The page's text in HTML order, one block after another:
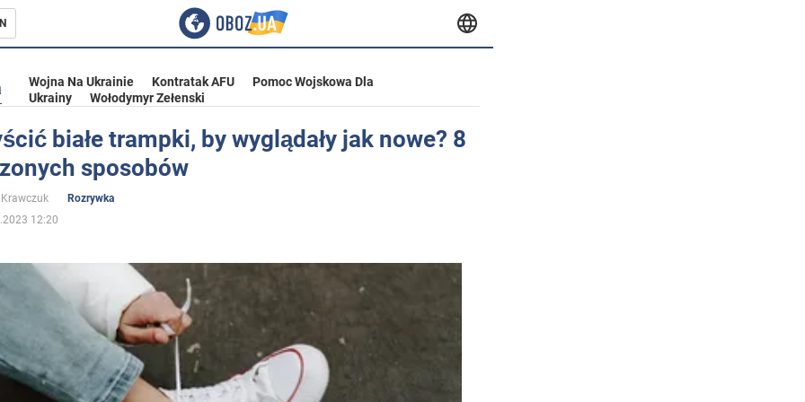
Ukrainie
Wojna Na Ukrainie Kontratak AFU
Pomoc Wojskowa Dla
Ukrainy
Wołodymyr Zełenski
białe trampki, by wyglądały jak nowe? 8
sposobów
Rozrywka
12:20